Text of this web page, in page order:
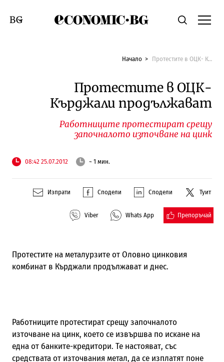
Economic.bgТърсене
Смяна на език
Начало Протестите в ОЦК- Кърджали продължават
Протестите в ОЦК-
Кърджали продължават
Работниците протестират срещу
започналото източване на цинк
08:42 25.07.2012 ~ 1 мин.
Изпрати Сподели Сподели Туит
Viber Whats App Препоръчай
Протестите на металурзите от Оловно цинковия
комбинат в Кърджали продължават и днес.
Работниците протестират срещу започналото
източване на цинк, което се извършва по искане на
една от банките-кредитори. Те настояват, със
средствата от източвания метал, да се изплатят поне